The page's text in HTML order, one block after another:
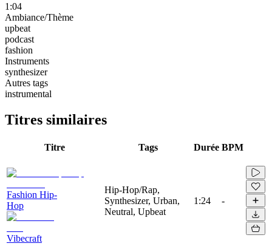
1:04
Ambiance/Thème
upbeat
podcast
fashion
Instruments
synthesizer
Autres tags
instrumental
Titres similaires
Titre Tags Durée BPM
Fashion Hip-
Hop
Vibecraft
Hip-Hop/Rap,
Synthesizer, Urban,
Neutral, Upbeat
1:24 -